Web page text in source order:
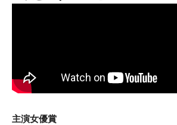
主演女優賞